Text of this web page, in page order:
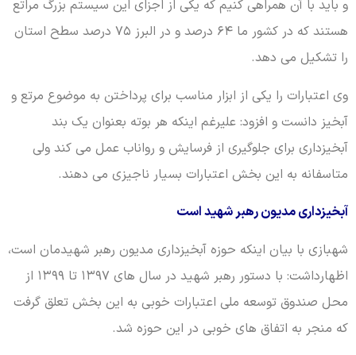
و باید با آن همراهی کنیم که یکی از اجزای این سیستم بزرگ مراتع
هستند که در کشور ما ۶۴ درصد و در البرز ۷۵ درصد سطح استان
را تشکیل می دهد.
وی اعتبارات را یکی از ابزار مناسب برای پرداختن به موضوع مرتع و
آبخیز دانست و افزود: علیرغم اینکه هر بوته بعنوان یک بند
آبخیزداری برای جلوگیری از فرسایش و رواناب عمل می کند ولی
متاسفانه به این بخش اعتبارات بسیار ناجیزی می دهند.
آبخیزداری مدیون رهبر شهید است
شهبازی با بیان اینکه حوزه آبخیزداری مدیون رهبر شهیدمان است،
اظهارداشت: با دستور رهبر شهید در سال های ۱۳۹۷ تا ۱۳۹۹ از
محل صندوق توسعه ملی اعتبارات خوبی به این بخش تعلق گرفت
که منجر به اتفاق های خوبی در این حوزه شد.